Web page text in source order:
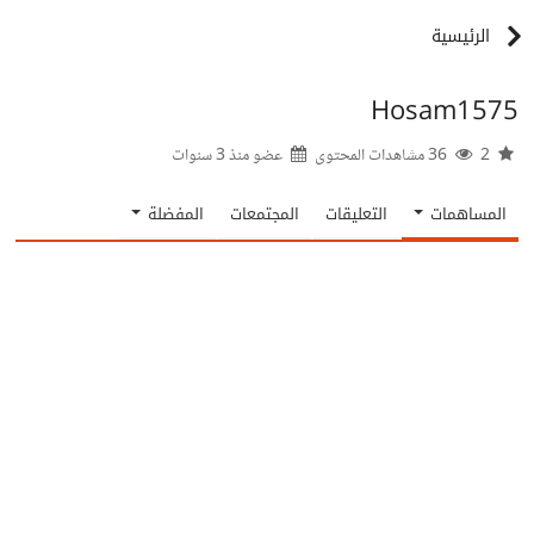
الرئيسية
Hosam1575
عضو منذ3 سنوات
المساهمات التعليقات المجتمعات المفضلة